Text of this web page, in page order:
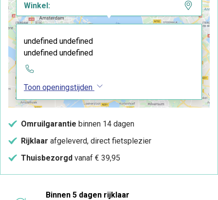
Winkel:
undefined undefined
undefined undefined
Toon openingstijden
Omruilgarantie binnen 14 dagen
Rijklaar afgeleverd, direct fietsplezier
Thuisbezorgd vanaf € 39,95
Binnen 5 dagen rijklaar